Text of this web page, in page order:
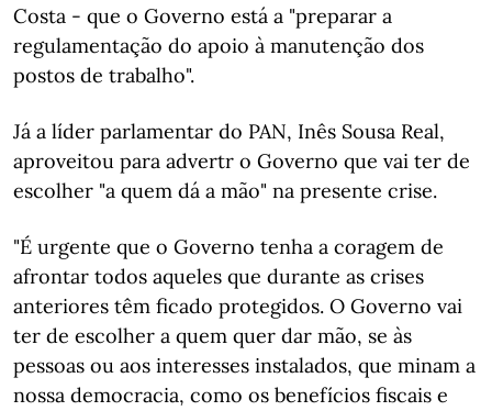
Costa - que o Governo está a "preparar a
regulamentação do apoio à manutenção dos
postos de trabalho".
Já a líder parlamentar do PAN, Inês Sousa Real,
aproveitou para advertr o Governo que vai ter de
escolher "a quem dá a mão" na presente crise.
"É urgente que o Governo tenha a coragem de
afrontar todos aqueles que durante as crises
anteriores têm ficado protegidos. O Governo vai
ter de escolher a quem quer dar mão, se às
pessoas ou aos interesses instalados, que minam a
nossa democracia, como os benefícios fiscais e